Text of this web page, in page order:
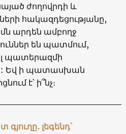
ժողովրդի և
հակազդեցությանը,
արդեն ամբողջ
են պատմում,
պատերազմի
Եվ ի պատասխան
է՝ ի՞նչ։
լեգենդ՝